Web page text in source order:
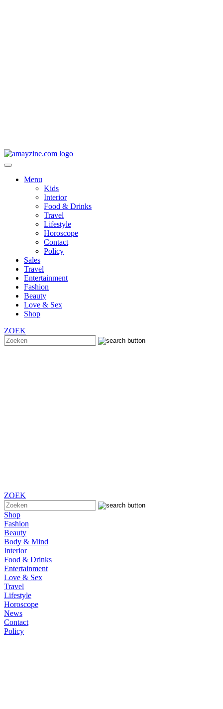
Menu
Kids
Interior
Food & Drinks
Travel
Lifestyle
Horoscope
Contact
Policy
Sales
Travel
Entertainment
Fashion
Beauty
Love & Sex
Shop
ZOEK
ZOEK
Shop
Fashion
Beauty
Body & Mind
Interior
Food & Drinks
Entertainment
Love & Sex
Travel
Lifestyle
Horoscope
News
Contact
Policy